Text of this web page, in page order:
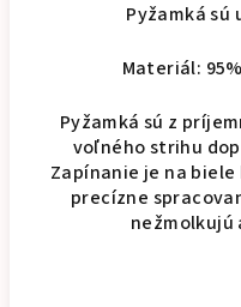
Pyžamká sú
Materiál:
Pyžamká sú z
voľného strihu
Zapínanie je na biele
precízne
nežmolkujú